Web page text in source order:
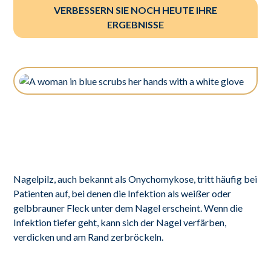
VERBESSERN SIE NOCH HEUTE IHRE
ERGEBNISSE
Nagelpilz, auch bekannt als Onychomykose, tritt häufig bei
Patienten auf, bei denen die Infektion als weißer oder
gelbbrauner Fleck unter dem Nagel erscheint. Wenn die
Infektion tiefer geht, kann sich der Nagel verfärben,
verdicken und am Rand zerbröckeln.